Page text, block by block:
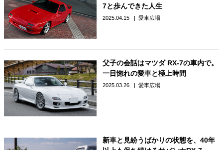
7と歩んできた人生
2025.04.15 愛車広場
父子の会話はマツダ RX-7の車内で。
一目惚れの愛車と極上時間
2025.03.26 愛車広場
新車と見紛うばかりの状態を、40年